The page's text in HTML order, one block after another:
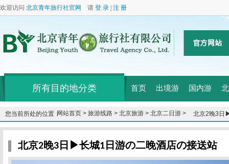
欢迎访问 北京青年旅行社官网 请 登 录 注 册
所有目的地分类 首页 出境游 国内游
您当前所处的位置：网站首页 > 旅游线路 > 北京旅游 > 北京二日游 > 北京2晚3日
北京2晚3日▶长城1日游の二晚酒店の接送站